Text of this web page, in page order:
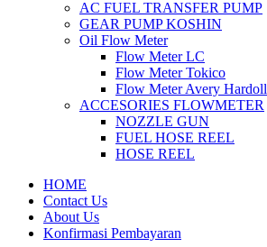
AC FUEL TRANSFER PUMP
GEAR PUMP KOSHIN
Oil Flow Meter
Flow Meter LC
Flow Meter Tokico
Flow Meter Avery Hardoll
ACCESORIES FLOWMETER
NOZZLE GUN
FUEL HOSE REEL
HOSE REEL
HOME
Contact Us
About Us
Konfirmasi Pembayaran